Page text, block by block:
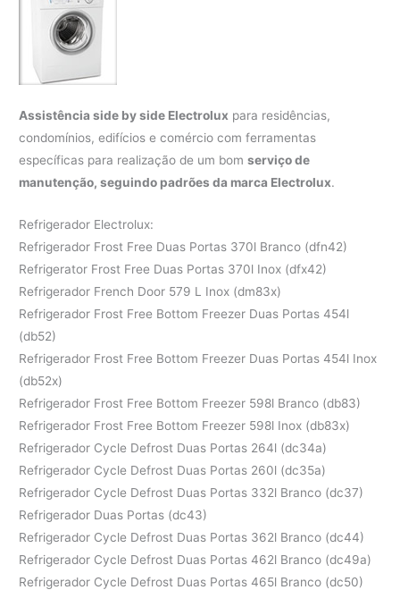
Assistência side by side Electrolux para residências,
condomínios, edifícios e comércio com ferramentas
específicas para realização de um bomserviço de
manutenção, seguindo padrões da marca Electrolux.
Refrigerador Electrolux:
Refrigerador Frost Free Duas Portas 370l Branco (dfn42)
Refrigerator Frost Free Duas Portas 370l Inox (dfx42)
Refrigerador French Door 579 L Inox (dm83x)
Refrigerador Frost Free Bottom Freezer Duas Portas 454l
(db52)
Refrigerador Frost Free Bottom Freezer Duas Portas 454l Inox
(db52x)
Refrigerador Frost Free Bottom Freezer 598l Branco (db83)
Refrigerador Frost Free Bottom Freezer 598l Inox (db83x)
Refrigerador Cycle Defrost Duas Portas 264l (dc34a)
Refrigerador Cycle Defrost Duas Portas 260l (dc35a)
Refrigerador Cycle Defrost Duas Portas 332l Branco (dc37)
Refrigerador Duas Portas (dc43)
Refrigerador Cycle Defrost Duas Portas 362l Branco (dc44)
Refrigerador Cycle Defrost Duas Portas 462l Branco (dc49a)
Refrigerador Cycle Defrost Duas Portas 465l Branco (dc50)